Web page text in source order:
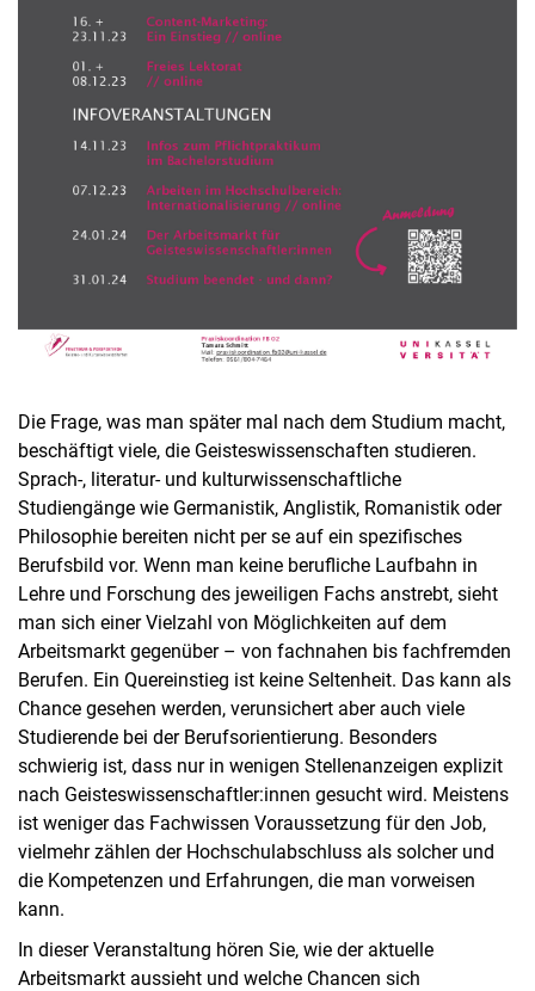
Die Frage, was man später mal nach dem Studium macht,
beschäftigt viele, die Geisteswissenschaften studieren.
Sprach-, literatur- und kulturwissenschaftliche
Studiengänge wie Germanistik, Anglistik, Romanistik oder
Philosophie bereiten nicht per se auf ein spezifisches
Berufsbild vor. Wenn man keine berufliche Laufbahn in
Lehre und Forschung des jeweiligen Fachs anstrebt, sieht
man sich einer Vielzahl von Möglichkeiten auf dem
Arbeitsmarkt gegenüber – von fachnahen bis fachfremden
Berufen. Ein Quereinstieg ist keine Seltenheit. Das kann als
Chance gesehen werden, verunsichert aber auch viele
Studierende bei der Berufsorientierung. Besonders
schwierig ist, dass nur in wenigen Stellenanzeigen explizit
nach Geisteswissenschaftler:innen gesucht wird. Meistens
ist weniger das Fachwissen Voraussetzung für den Job,
vielmehr zählen der Hochschulabschluss als solcher und
die Kompetenzen und Erfahrungen, die man vorweisen
kann.
In dieser Veranstaltung hören Sie, wie der aktuelle
Arbeitsmarkt aussieht und welche Chancen sich